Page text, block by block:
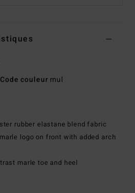
Code couleur mul
rubber elastane blend fabric
logo on front with added arch
marle toe and heel